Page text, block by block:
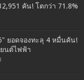
คัน! โตกว่า 71.8%
ยอดจองทะลุ 4 หมื่นคัน!
นต์ไฟฟ้า